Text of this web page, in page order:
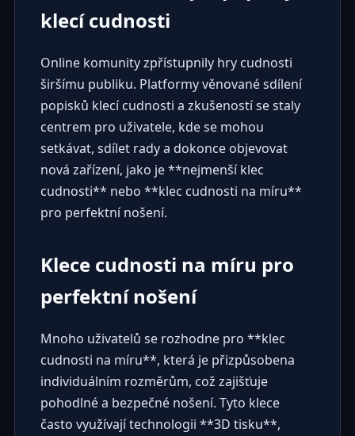
klecí cudnosti
Online komunity zpřístupnily hry cudnosti
širšímu publiku. Platformy věnované sdílení
popisků klecí cudnosti a zkušeností se staly
centrem pro uživatele, kde se mohou
setkávat, sdílet rady a dokonce objevovat
nová zařízení, jako je **nejmenší klec
cudnosti** nebo **klec cudnosti na míru**
pro perfektní nošení.
Klece cudnosti na míru pro
perfektní nošení
Mnoho uživatelů se rozhodne pro **klec
cudnosti na míru**, která je přizpůsobena
individuálním rozměrům, což zajišťuje
pohodlné a bezpečné nošení. Tyto klece
často využívají technologii **3D tisku**,